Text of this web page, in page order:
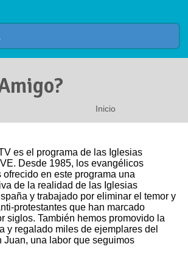
usted aquí
Inicio
es el programa de las Iglesias
Desde 1985, los evangélicos
en este programa una
de la realidad de las Iglesias
y trabajado por eliminar el temor y
protestantes que han marcado
siglos. También hemos promovido la
y regalado miles de ejemplares del
Juan, una labor que seguimos